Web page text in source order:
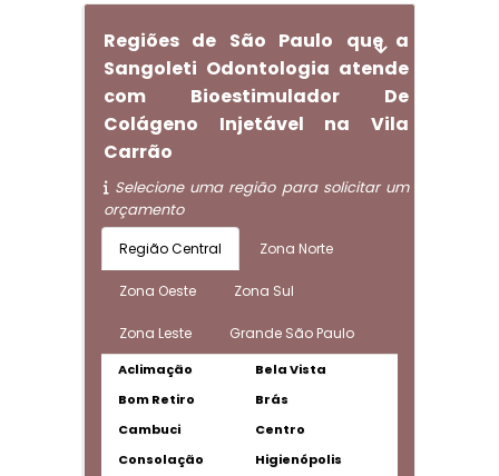
Regiões de São Paulo que a
Sangoleti Odontologia atende
com Bioestimulador De
Colágeno Injetável na Vila
Carrão
Selecione uma região para solicitar um
orçamento
Região Central Zona Norte
Zona Oeste Zona Sul
Zona Leste Grande São Paulo
Aclimação
Bela Vista
Bom Retiro
Brás
Cambuci
Centro
Consolação
Higienópolis